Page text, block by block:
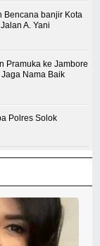
Bencana banjir Kota
A. Yani
Pramuka ke Jambore
Nama Baik
Polres Solok